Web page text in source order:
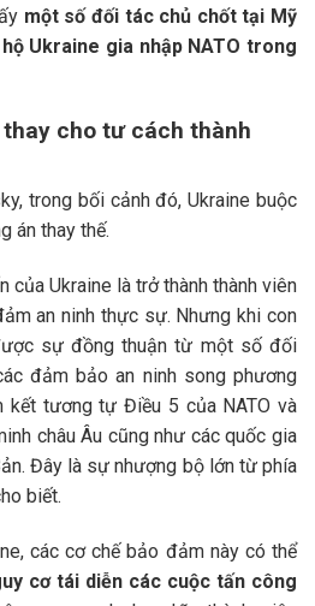
một số đối tác chủ chốt tại Mỹ
Ukraine gia nhập NATO trong
thay cho tư cách thành
trong bối cảnh đó, Ukraine buộc
án thay thế.
của Ukraine là trở thành thành viên
an ninh thực sự. Nhưng khi con
sự đồng thuận từ một số đối
đảm bảo an ninh song phương
kết tương tự Điều 5 của NATO và
châu Âu cũng như các quốc gia
Đây là sự nhượng bộ lớn từ phía
biết.
các cơ chế bảo đảm này có thể
cơ tái diễn các cuộc tấn công